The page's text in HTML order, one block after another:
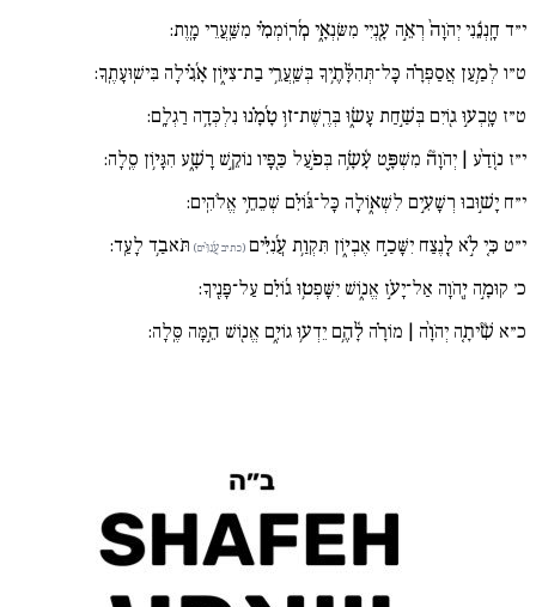
י״ד חָֽנְנֵ֬נִי יְהֹוָה֨ רְאֵ֣ה עָ֖נְיִי מִשּֽׂנְאָ֑י מְ֜רֽוֹמְמִ֗י מִשַּֽׁעֲרֵי מָֽוֶת:
ט״ו לְמַ֥עַן אֲסַפְּרָ֗ה כָּל־תְּהִלָּ֫תֶ֥יךָ בְּשַֽׁעֲרֵ֥י בַת־צִיּ֑וֹן אָ֜גִ֗ילָה בִּישֽׁוּעָתֶֽךָ:
ט״ז טָֽבְע֣וּ ג֖וֹיִם בְּשַׁ֣חַת עָשׂ֑וּ בְּרֶֽשֶׁת־ז֥וּ טָ֜מָ֗נוּ נִלְכְּדָ֥ה רַגְלָֽם:
י״ז נ֚וֹדַ֨ע | יְהֹוָה֘ מִשְׁפָּ֪ט עָ֫שָׂ֥ה בְּפֹ֣עַל כַּ֖פָּיו נוֹקֵ֣שׁ רָשָׁ֑ע הִגָּי֥וֹן סֶֽלָה:
י״ח יָשׁ֣וּבוּ רְשָׁעִ֣ים לִשְׁא֑וֹלָה כָּל־גּ֜וֹיִ֗ם שְׁכֵחֵ֥י אֱלֹהִֽים:
י״ט כִּ֚י לֹ֣א לָ֖נֶצַח יִשָּׁכַ֣ח אֶבְי֑וֹן תִּקְוַ֥ת עֲ֜נִיִּ֗ים (כתיב עֲ֜נִוִּ֗ים) תֹּאבַ֥ד לָעַֽד:
כ׳ קוּמָ֣ה יְ֖הֹוָה אַל־יָעֹ֣ז אֱנ֑וֹשׁ יִשָּׁפְט֥וּ ג֜וֹיִ֗ם עַל־פָּנֶֽיךָ:
כ״א שִׁ֘יתָ֚ה יְהֹוָ֨ה | מוֹרָ֗ה לָ֫הֶ֥ם יֵדְע֥וּ גוֹיִ֑ם אֱנ֖וֹשׁ הֵ֣מָּה סֶּֽלָה: